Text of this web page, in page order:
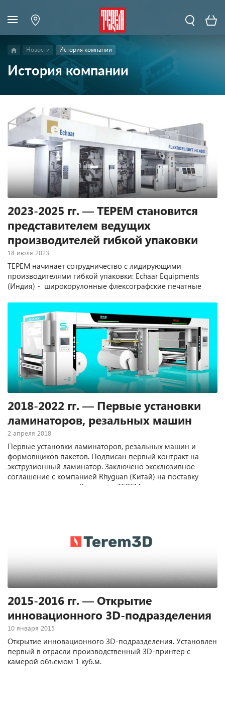
Новости История компании
История компании
2023-2025 гг. — ТЕРЕМ становится
представителем ведущих
производителей гибкой упаковки
18 июля 2023
ТЕРЕМ начинает сотрудничество с лидирующими
производителями гибкой упаковки: Echaar Equipments
(Индия) - широкорулонные флексографские печатные
ламинаторы, Havesino (Китай) - втулкорезки и
перемотчики, JUDING (Китай) - пакетоделательные
машины, Dugao (Китай) - системы струйной печати.
2018-2022 гг. — Первые установки
ламинаторов, резальных машин
2 апреля 2018
Первые установки ламинаторов, резальных машин и
формовщиков пакетов. Подписан первый контракт на
экструзионный ламинатор. Заключено эксклюзивное
соглашение с компанией Rhyguan (Китай) на поставку
отделочных машин. Компания TEREM завоевала
2015-2016 гг. — Открытие
инновационного 3D-подразделения
10 января 2015
Открытие инновационного 3D-подразделения. Установлен
первый в отрасли производственный 3D-принтер с
камерой объемом 1 куб.м.